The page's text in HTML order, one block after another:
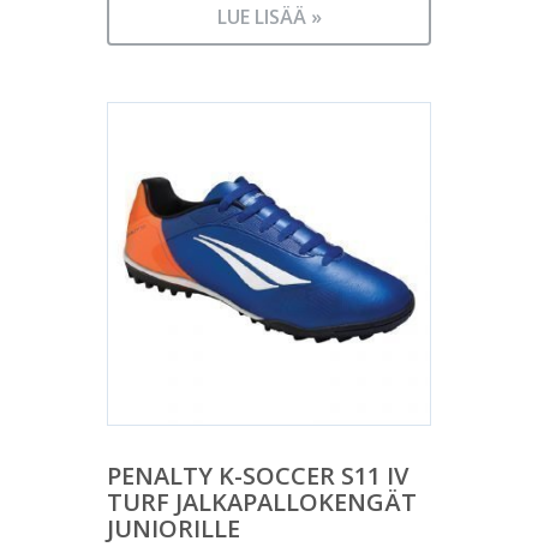
LUE LISÄÄ »
PENALTY K-SOCCER S11 IV
TURF JALKAPALLOKENGÄT
JUNIORILLE